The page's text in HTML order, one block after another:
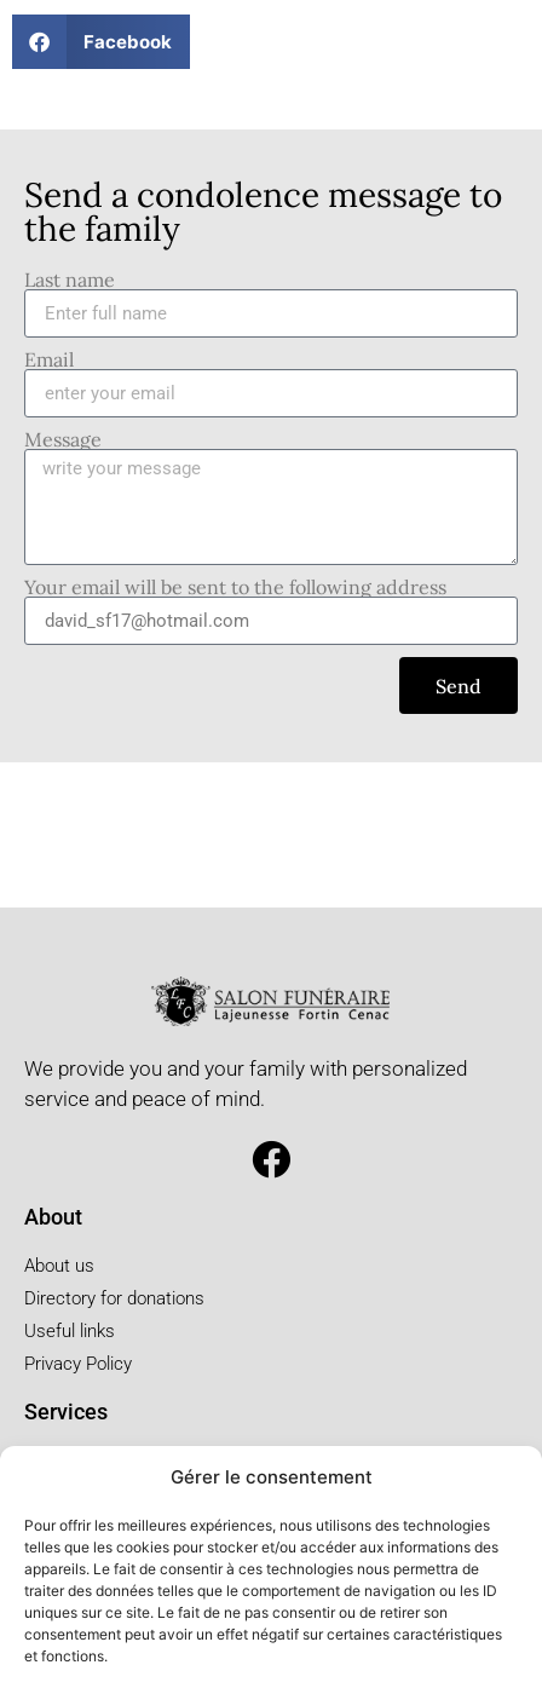
Gérer le consentement
Pour offrir les meilleures expériences, nous utilisons des technologies
telles que les cookies pour stocker et/ou accéder aux informations des
appareils. Le fait de consentir à ces technologies nous permettra de
traiter des données telles que le comportement de navigation ou les ID
uniques sur ce site. Le fait de ne pas consentir ou de retirer son
consentement peut avoir un effet négatif sur certaines caractéristiques
et fonctions.
Facebook
Send a condolence message to
the family
Last name
Email
Message
Your email will be sent to the following address
Send
We provide you and your family with personalized
service and peace of mind.
About
About us
Directory for donations
Useful links
Privacy Policy
Services
Funral at the salon
Service package and price
Cremation service package
Church service package